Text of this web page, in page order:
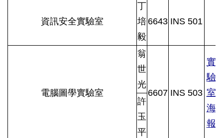
資訊安全實驗室
丁
培
毅
6643 INS 501
電腦圖學實驗室
翁
世
光
6607 INS 503
實
驗
室
海
報
許
玉
平